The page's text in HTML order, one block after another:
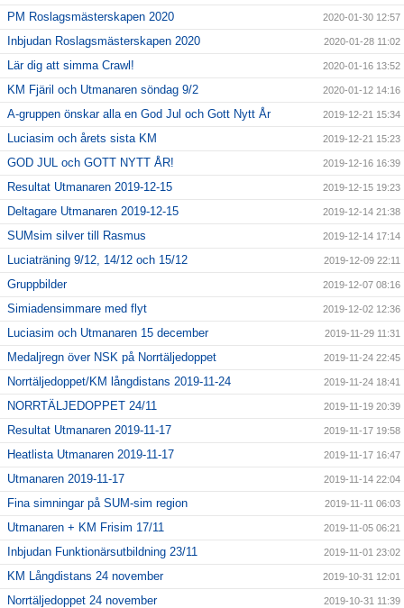
PM Roslagsmästerskapen 2020 2020-01-30 12:57
Inbjudan Roslagsmästerskapen 2020 2020-01-28 11:02
Lär dig att simma Crawl! 2020-01-16 13:52
KM Fjäril och Utmanaren söndag 9/2 2020-01-12 14:16
A-gruppen önskar alla en God Jul och Gott Nytt År 2019-12-21 15:34
Luciasim och årets sista KM 2019-12-21 15:23
GOD JUL och GOTT NYTT ÅR! 2019-12-16 16:39
Resultat Utmanaren 2019-12-15 2019-12-15 19:23
Deltagare Utmanaren 2019-12-15 2019-12-14 21:38
SUMsim silver till Rasmus 2019-12-14 17:14
Luciaträning 9/12, 14/12 och 15/12 2019-12-09 22:11
Gruppbilder 2019-12-07 08:16
Simiadensimmare med flyt 2019-12-02 12:36
Luciasim och Utmanaren 15 december 2019-11-29 11:31
Medaljregn över NSK på Norrtäljedoppet 2019-11-24 22:45
Norrtäljedoppet/KM långdistans 2019-11-24 2019-11-24 18:41
NORRTÄLJEDOPPET 24/11 2019-11-19 20:39
Resultat Utmanaren 2019-11-17 2019-11-17 19:58
Heatlista Utmanaren 2019-11-17 2019-11-17 16:47
Utmanaren 2019-11-17 2019-11-14 22:04
Fina simningar på SUM-sim region 2019-11-11 06:03
Utmanaren + KM Frisim 17/11 2019-11-05 06:21
Inbjudan Funktionärsutbildning 23/11 2019-11-01 23:02
KM Långdistans 24 november 2019-10-31 12:01
Norrtäljedoppet 24 november 2019-10-31 11:39